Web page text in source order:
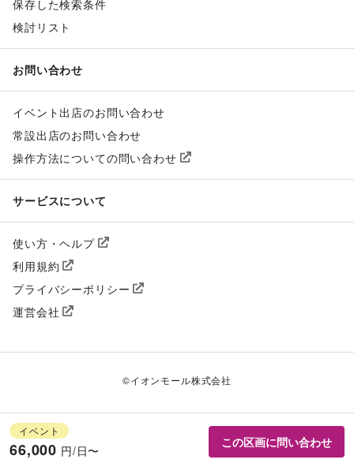
イベント
66,000 円/日〜
この区画に問い合わせ
保存した検索条件
検討リスト
お問い合わせ
イベント出店のお問い合わせ
常設出店のお問い合わせ
操作方法についての問い合わせ
サービスについて
使い方・ヘルプ
利用規約
プライバシーポリシー
運営会社
©イオンモール株式会社